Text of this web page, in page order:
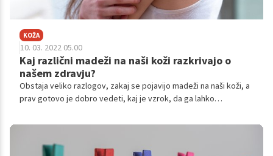
KOŽA
10. 03. 2022 05.00
Kaj različni madeži na naši koži razkrivajo o
našem zdravju?
Obstaja veliko razlogov, zakaj se pojavijo madeži na naši koži, a
prav gotovo je dobro vedeti, kaj je vzrok, da ga lahko
najpogostejših razlogov, zaradi katerih se madeži lahko pojavijo